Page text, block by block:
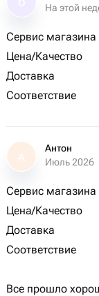
На этой
Сервис магазина
Цена/Качество
Доставка
Соответствие
А
Антон
Июль 2026
Сервис магазина
Цена/Качество
Доставка
Соответствие
Все прошло